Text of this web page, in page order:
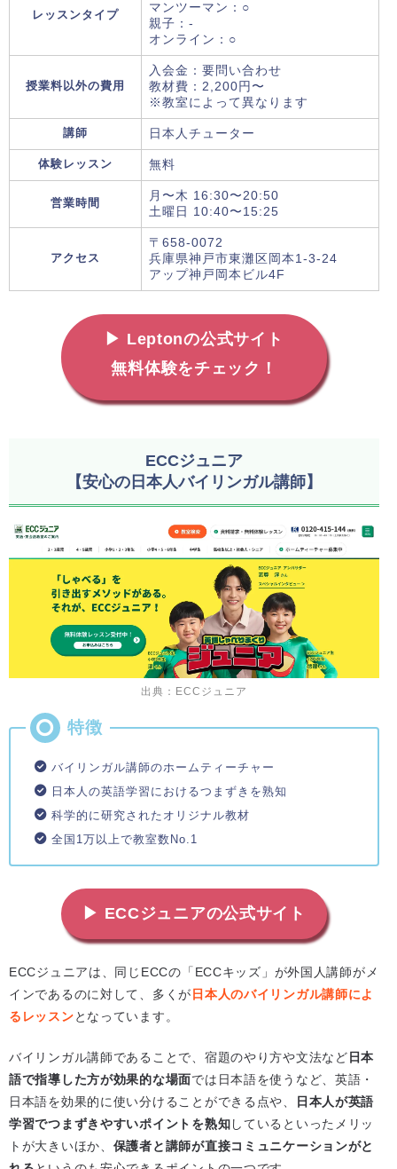
レッスンタイプ
マンツーマン：○
親子：-
オンライン：○
授業料以外の費用
入会金：要問い合わせ
教材費：2,200円〜
※教室によって異なります
講師 日本人チューター
体験レッスン 無料
営業時間
月〜木 16:30〜20:50
土曜日 10:40〜15:25
アクセス
〒658-0072
兵庫県神戸市東灘区岡本1-3-24
アップ神戸岡本ビル4F
▶ Leptonの公式サイト
無料体験をチェック！
ECCジュニア
【安心の日本人バイリンガル講師】
出典：ECCジュニア
バイリンガル講師のホームティーチャー
日本人の英語学習におけるつまずきを熟知
科学的に研究されたオリジナル教材
全国1万以上で教室数No.1
▶ ECCジュニアの公式サイト
ECCジュニアは、同じECCの「ECCキッズ」が外国人講師がメ
インであるのに対して、多くが 日本人のバイリンガル講師によ
るレッスンとなっています。
バイリンガル講師であることで、宿題のやり方や文法など 日本
語で指導した方が効果的な場面では日本語を使うなど、英語・
日本語を効果的に使い分けることができる点や、
日本人が英語
学習でつまずきやすいポイントを熟知しているといったメリッ
トが大きいほか、 保護者と講師が直接コミュニケーションがと